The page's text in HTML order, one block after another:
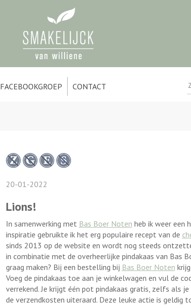
FACEBOOKGROEP CONTACT
20-01-2022
Lions!
In samenwerking met Bas Boer Noten heb ik weer een
inspiratie gebruikte ik het erg populaire recept van de
sinds 2013 op de website en wordt nog steeds
in combinatie met de overheerlijke pindakaas van Bas
graag maken? Bij een bestelling bij Bas Boer Noten
Voeg de pindakaas toe aan je winkelwagen en vul de
verrekend. Je krijgt één pot pindakaas gratis, zelfs als
de verzendkosten uiteraard. Deze leuke actie is geldig